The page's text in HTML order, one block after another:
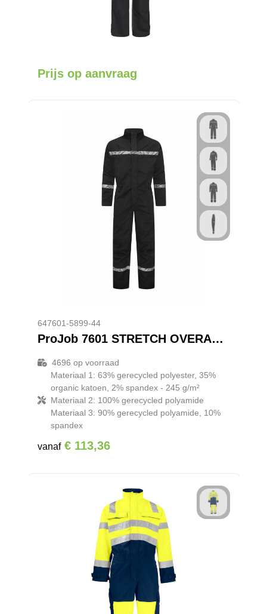
Prijs op aanvraag
647601-5899-44
ProJob 7601 STRETCH OVERALL MET KNIEZAKKEN
4696 op voorraad
Materiaal 1: 63% gerecycled polyester, 35%
organic katoen, 2% spandex - 245 g/m²
Materiaal 2: 100% gerecycled polyamide
Materiaal 3: 90% gerecycled polyamide, 10%
spandex
vanaf € 113,36